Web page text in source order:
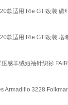
款适用 Rle GTI改装
款适用 Rle GTI改装
感羊绒短袖针织衫
Armadillo 3228